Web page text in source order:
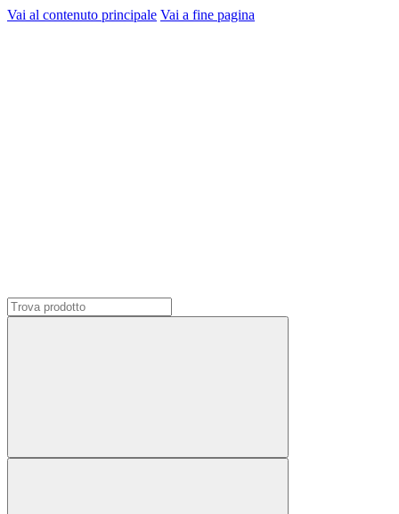
Vai al contenuto principale Vai a fine pagina